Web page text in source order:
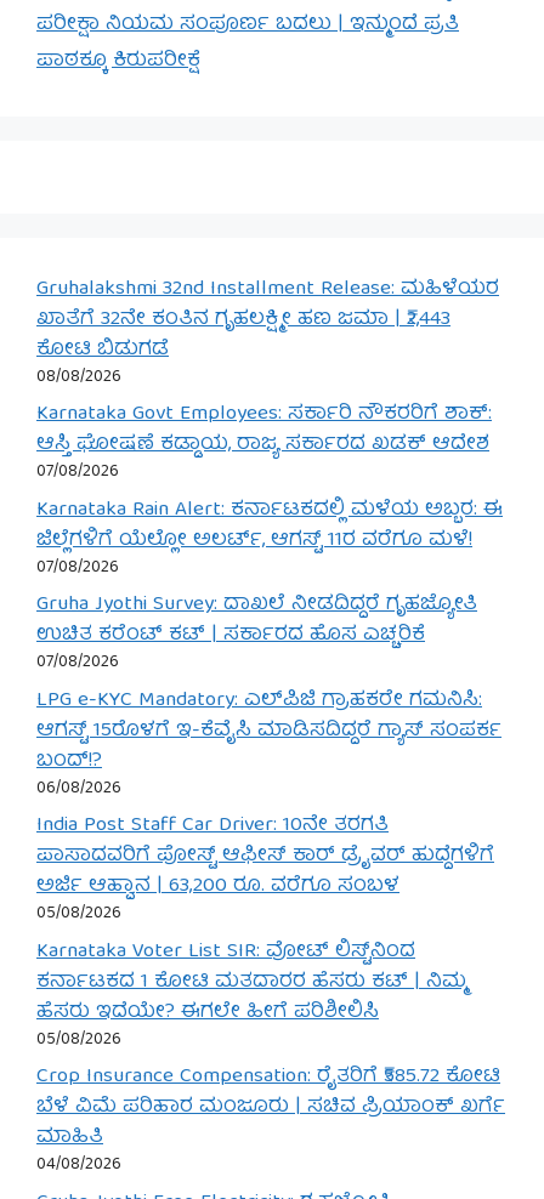
ಪರೀಕ್ಷಾ ನಿಯಮ ಸಂಪೂರ್ಣ ಬದಲು | ಇನ್ಮುಂದೆ ಪ್ರತಿ
ಪಾಠಕ್ಕೂ ಕಿರುಪರೀಕ್ಷೆ
Gruhalakshmi 32nd Installment Release: ಮಹಿಳೆಯರ
ಖಾತೆಗೆ 32ನೇ ಕಂತಿನ ಗೃಹಲಕ್ಷ್ಮೀ ಹಣ ಜಮಾ | ₹2,443
ಕೋಟಿ ಬಿಡುಗಡೆ
08/08/2026
Karnataka Govt Employees: ಸರ್ಕಾರಿ ನೌಕರರಿಗೆ ಶಾಕ್:
ಆಸ್ತಿ ಘೋಷಣೆ ಕಡ್ಡಾಯ, ರಾಜ್ಯ ಸರ್ಕಾರದ ಖಡಕ್ ಆದೇಶ
07/08/2026
Karnataka Rain Alert: ಕರ್ನಾಟಕದಲ್ಲಿ ಮಳೆಯ ಅಬ್ಬರ: ಈ
ಜಿಲ್ಲೆಗಳಿಗೆ ಯೆಲ್ಲೋ ಅಲರ್ಟ್, ಆಗಸ್ಟ್ 11ರ ವರೆಗೂ ಮಳೆ!
07/08/2026
Gruha Jyothi Survey: ದಾಖಲೆ ನೀಡದಿದ್ದರೆ ಗೃಹಜ್ಯೋತಿ
ಉಚಿತ ಕರೆಂಟ್ ಕಟ್ | ಸರ್ಕಾರದ ಹೊಸ ಎಚ್ಚರಿಕೆ
07/08/2026
LPG e-KYC Mandatory: ಎಲ್‌ಪಿಜಿ ಗ್ರಾಹಕರೇ ಗಮನಿಸಿ:
ಆಗಸ್ಟ್ 15ರೊಳಗೆ ಇ-ಕೆವೈಸಿ ಮಾಡಿಸದಿದ್ದರೆ ಗ್ಯಾಸ್ ಸಂಪರ್ಕ
ಬಂದ್!?
06/08/2026
India Post Staff Car Driver: 10ನೇ ತರಗತಿ
ಪಾಸಾದವರಿಗೆ ಪೋಸ್ಟ್ ಆಫೀಸ್ ಕಾರ್ ಡ್ರೈವರ್ ಹುದ್ದೆಗಳಿಗೆ
ಅರ್ಜಿ ಆಹ್ವಾನ | 63,200 ರೂ. ವರೆಗೂ ಸಂಬಳ
05/08/2026
Karnataka Voter List SIR: ವೋಟ್ ಲಿಸ್ಟ್‌ನಿಂದ
ಕರ್ನಾಟಕದ 1 ಕೋಟಿ ಮತದಾರರ ಹೆಸರು ಕಟ್ | ನಿಮ್ಮ
ಹೆಸರು ಇದೆಯೇ? ಈಗಲೇ ಹೀಗೆ ಪರಿಶೀಲಿಸಿ
05/08/2026
Crop Insurance Compensation: ರೈತರಿಗೆ ₹585.72 ಕೋಟಿ
ಬೆಳೆ ವಿಮೆ ಪರಿಹಾರ ಮಂಜೂರು | ಸಚಿವ ಪ್ರಿಯಾಂಕ್ ಖರ್ಗೆ
ಮಾಹಿತಿ
04/08/2026